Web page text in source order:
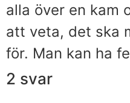
alla över en kam
att veta, det ska
för. Man kan ha
2 svar